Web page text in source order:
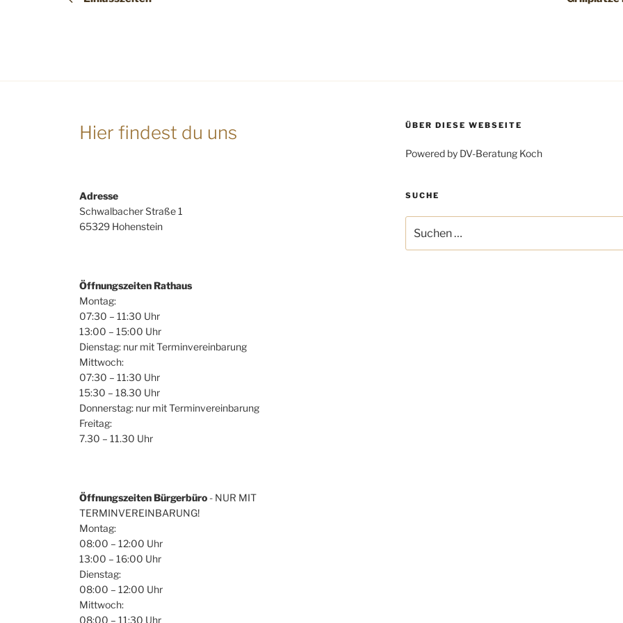
Hier findest du uns
Adresse
Schwalbacher Straße 1
65329 Hohenstein
Öffnungszeiten Rathaus
Montag:
07:30 – 11:30 Uhr
13:00 – 15:00 Uhr
Dienstag: nur mit Terminvereinbarung
Mittwoch:
07:30 – 11:30 Uhr
15:30 – 18.30 Uhr
Donnerstag: nur mit Terminvereinbarung
Freitag:
7.30 – 11.30 Uhr
Öffnungszeiten Bürgerbüro - NUR MIT
TERMINVEREINBARUNG!
Montag:
08:00 – 12:00 Uhr
13:00 – 16:00 Uhr
Dienstag:
08:00 – 12:00 Uhr
Mittwoch:
08:00 – 11:30 Uhr
ÜBER DIESE WEBSEITE
Powered by DV-Beratung Koch
SUCHE
nach: